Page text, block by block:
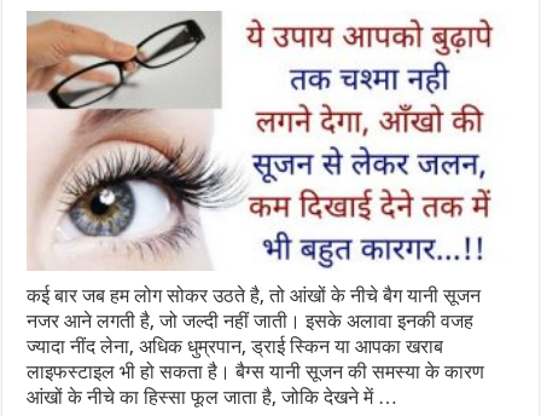
कई बार जब हम लोग सोकर उठते है, तो आंखों के नीचे बैग यानी सूजन
नजर आने लगती है, जो जल्दी नहीं जाती। इसके अलावा इनकी वजह
ज्यादा नींद लेना, अधिक धुम्रपान, ड्राई स्किन या आपका खराब
लाइफस्टाइल भी हो सकता है। बैग्स यानी सूजन की समस्या के कारण
आंखों के नीचे का हिस्सा फूल जाता है, जोकि देखने में …